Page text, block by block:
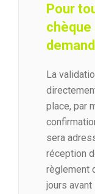
Pour
chèque
La
place, par
sera
réception
règlement
jours